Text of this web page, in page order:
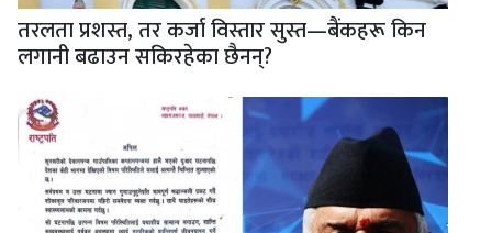
तरलता प्रशस्त, तर कर्जा विस्तार सुस्त—बैंकहरू किन
लगानी बढाउन सकिरहेका छैनन्?